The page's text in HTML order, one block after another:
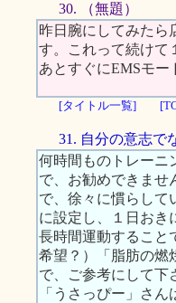
30. （無題）
昨日腕にしてみたら
す。これって続けて
あとすぐにEMSモ
[タイトル一覧]
31. 自分の意志で
何時間ものトレーニ
で、お勧めできませ
で、徐々に慣らして
に設定し、１日おき
長時間運動すること
希望？）「脂肪の燃
で、ご参考にして下
「うさっぴー」さ